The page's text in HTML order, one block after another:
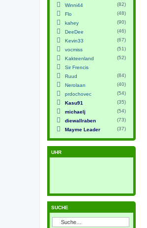
Winni44
(82)
Flo
(48)
kahey
(90)
DeeDee
(46)
Kevin33
(67)
vocmiss
(51)
Kakteenland
(52)
Sir Frencis
Ruud
(84)
Nerolaan
(40)
prdochovec
(54)
Kasu91
(35)
michaelj
(54)
diewallraben
(73)
Mayme Leader
(37)
UHR
SUCHE